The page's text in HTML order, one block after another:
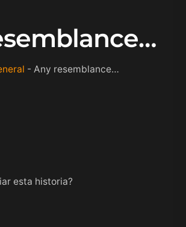
- Any resemblance…
esta historia?